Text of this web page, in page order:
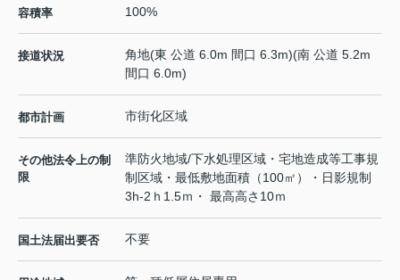
容積率 100%
接道状況
角地(東 公道 6.0m 間口 6.3m)(南 公道 5.2m
間口 6.0m)
都市計画 市街化区域
その他法令上の制
限
準防火地域/下水処理区域・宅地造成等工事規
制区域・最低敷地面積（100㎡）・日影規制
3h-2ｈ1.5ｍ・ 最高高さ10ｍ
国土法届出要否 不要